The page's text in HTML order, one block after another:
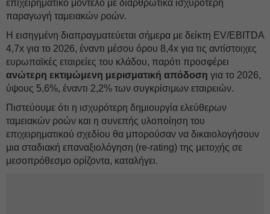
επιχειρηματικό μοντέλο με διαρθρωτικά ισχυρότερη
παραγωγή ταμειακών ροών.
Η εισηγμένη διαπραγματεύεται σήμερα με δείκτη EV/EBITDA
4,7x για το 2026, έναντι μέσου όρου 8,4x για τις αντίστοιχες
ευρωπαϊκές εταιρείες του κλάδου, παρότι προσφέρει
ανώτερη εκτιμώμενη μερισματική απόδοση για το 2026,
ύψους 5,6%, έναντι 2,2% των συγκρίσιμων εταιρειών.
Πιστεύουμε ότι η ισχυρότερη δημιουργία ελεύθερων
ταμειακών ροών και η συνεπής υλοποίηση του
επιχειρηματικού σχεδίου θα μπορούσαν να δικαιολογήσουν
μια σταδιακή επαναξιολόγηση (re-rating) της μετοχής σε
μεσοπρόθεσμο ορίζοντα, καταλήγει.